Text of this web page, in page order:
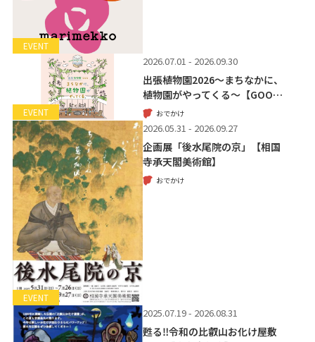
EVENT
EVENT
2026.07.01 - 2026.09.30
出張植物園2026～まちなかに、
植物園がやってくる～【GOO…
おでかけ
EVENT
2026.05.31 - 2026.09.27
企画展「後水尾院の京」【相国
寺承天閣美術館】
おでかけ
2025.07.19 - 2026.08.31
甦る‼令和の比叡山お化け屋敷